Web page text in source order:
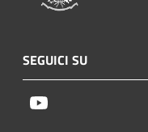
SEGUICI SU